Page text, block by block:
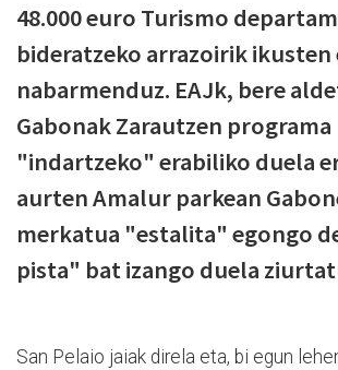
48.000 euro Turismo
bideratzeko arrazoirik ikusten
nabarmenduz. EAJk, bere
Gabonak Zarautzen programa
"indartzeko" erabiliko duela
aurten Amalur parkean
merkatua "estalita" egongo
pista" bat izango duela
San Pelaio jaiak direla eta, bi egun